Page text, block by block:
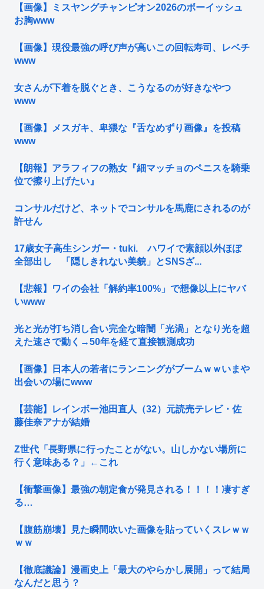
【画像】ミスヤングチャンピオン2026のボーイッシュ
お胸www
【画像】現役最強の呼び声が高いこの回転寿司、レベチ
www
女さんが下着を脱ぐとき、こうなるのが好きなやつ
www
【画像】メスガキ、卑猥な『舌なめずり画像』を投稿
www
【朗報】アラフィフの熟女『細マッチョのペニスを騎乗
位で擦り上げたい』
コンサルだけど、ネットでコンサルを馬鹿にされるのが
許せん
17歳女子高生シンガー・tuki. ハワイで素顔以外ほぼ
全部出し 「隠しきれない美貌」とSNSざ...
【悲報】ワイの会社「解約率100%」で想像以上にヤバ
いwww
光と光が打ち消し合い完全な暗闇「光渦」となり光を超
えた速さで動く→50年を経て直接観測成功
【画像】日本人の若者にランニングがブームｗｗいまや
出会いの場にwww
【芸能】レインボー池田直人（32）元読売テレビ・佐
藤佳奈アナが結婚
Z世代「長野県に行ったことがない。山しかない場所に
行く意味ある？」←これ
【衝撃画像】最強の朝定食が発見される！！！！凄すぎ
る…
【腹筋崩壊】見た瞬間吹いた画像を貼っていくスレｗｗ
ｗｗ
【徹底議論】漫画史上「最大のやらかし展開」って結局
なんだと思う？